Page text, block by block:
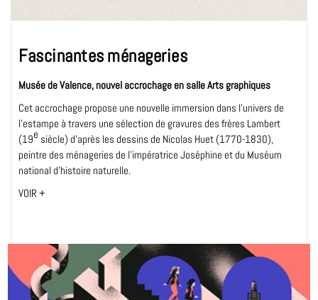
Fascinantes ménageries
Musée de Valence, nouvel accrochage en salle Arts graphiques
Cet accrochage propose une nouvelle immersion dans l’univers de
l’estampe à travers une sélection de gravures des frères Lambert
(19e siècle) d’après les dessins de Nicolas Huet (1770-1830),
peintre des ménageries de l’impératrice Joséphine et du Muséum
national d’histoire naturelle.
VOIR +